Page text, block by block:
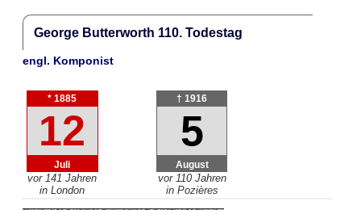
George Butterworth 110. Todestag
engl. Komponist
* 1885
12
Juli
vor 141 Jahren
in London
† 1916
5
August
vor 110 Jahren
in Pozières